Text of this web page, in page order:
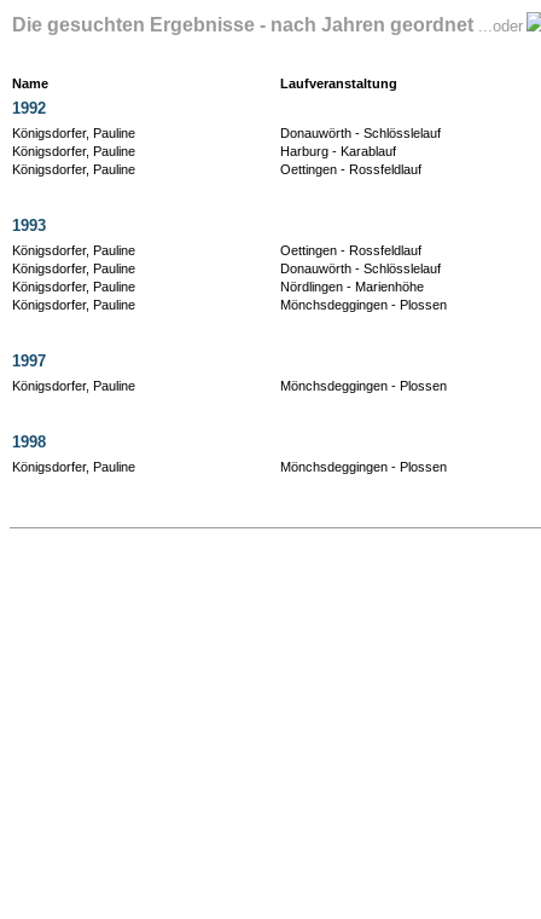
Die gesuchten Ergebnisse - nach Jahren geordnet ...oder
Name Laufveranstaltung
1992
Königsdorfer, Pauline
Donauwörth - Schlösslelauf
Königsdorfer, Pauline
Harburg - Karablauf
Königsdorfer, Pauline
Oettingen - Rossfeldlauf
1993
Königsdorfer, Pauline
Oettingen - Rossfeldlauf
Königsdorfer, Pauline
Donauwörth - Schlösslelauf
Königsdorfer, Pauline
Nördlingen - Marienhöhe
Königsdorfer, Pauline
Mönchsdeggingen - Plossen
1997
Königsdorfer, Pauline Mönchsdeggingen - Plossen
1998
Königsdorfer, Pauline Mönchsdeggingen - Plossen